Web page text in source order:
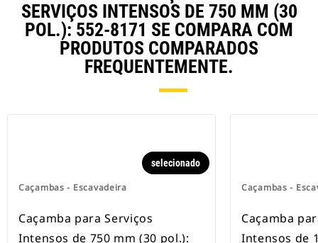
SERVIÇOS INTENSOS DE 750 MM (30
POL.): 552-8171 SE COMPARA COM
PRODUTOS COMPARADOS
FREQUENTEMENTE.
Caçambas - Escavadeira
selecionado
Caçamba para Serviços
Intensos de 750 mm (30 pol.):
Caçambas -
Caçamba
Intensos de